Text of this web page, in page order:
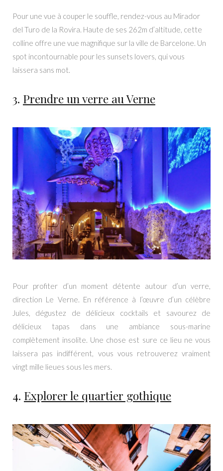
Pour une vue à couper le souffle, rendez-vous au Mirador
del Turo de la Rovira. Haute de ses 262m d’altitude, cette
colline offre une vue magnifique sur la ville de Barcelone. Un
spot incontournable pour les sunsets lovers, qui vous
laissera sans mot.
3. Prendre un verre au Verne
Pour profiter d’un moment détente autour d’un verre,
direction Le Verne. En référence à l’œuvre d’un célèbre
Jules, dégustez de délicieux cocktails et savourez de
délicieux tapas dans une ambiance sous-marine
complètement insolite. Une chose est sure ce lieu ne vous
laissera pas indifférent, vous vous retrouverez vraiment
vingt mille lieues sous les mers.
4. Explorer le quartier gothique